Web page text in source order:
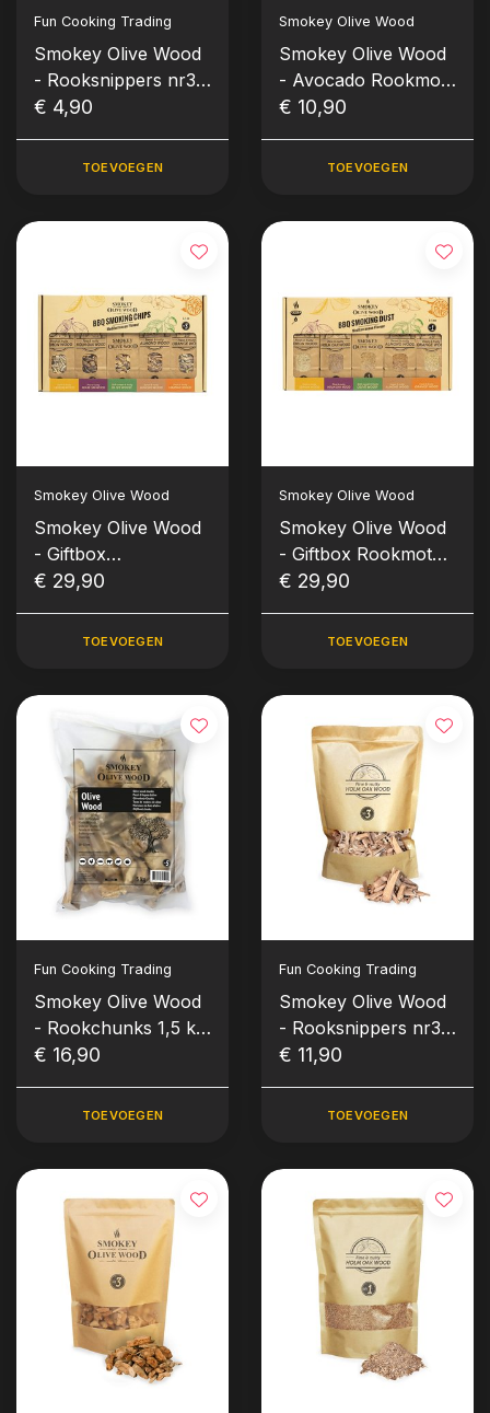
Fun Cooking Trading
Smokey Olive Wood
- Rooksnippers nr3
500 ml Sinaasappel
€ 4,90
TOEVOEGEN
Smokey Olive Wood
Smokey Olive Wood
- Avocado Rookmot
Nr1 1500ml
€ 10,90
TOEVOEGEN
Smokey Olive Wood
Smokey Olive Wood
- Giftbox
Rooksnippers Nº3
€ 29,90
TOEVOEGEN
Smokey Olive Wood
Smokey Olive Wood
- Giftbox Rookmot
Nº1 (5x 300ml)
€ 29,90
TOEVOEGEN
Fun Cooking Trading
Smokey Olive Wood
- Rookchunks 1,5 kg
Olijf
€ 16,90
TOEVOEGEN
Fun Cooking Trading
Smokey Olive Wood
- Rooksnippers nr3
1700 ml Steeneik
€ 11,90
TOEVOEGEN